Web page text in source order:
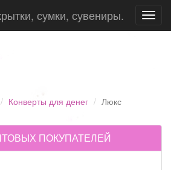
сумки, сувениры.
Конверты для денег Люкс
ПОКУПАТЕЛЕЙ